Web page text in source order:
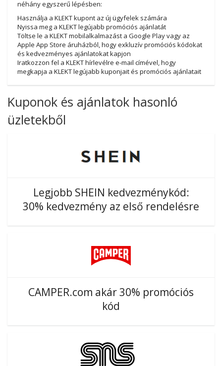
néhány egyszerű lépésben:
Használja a KLEKT kupont az új ügyfelek számára
Nyissa meg a KLEKT legújabb promóciós ajánlatát
Töltse le a KLEKT mobilalkalmazást a Google Play vagy az
Apple App Store áruházból, hogy exkluzív promóciós kódokat
és kedvezményes ajánlatokat kapjon
Iratkozzon fel a KLEKT hírlevélre e-mail címével, hogy
megkapja a KLEKT legújabb kuponjait és promóciós ajánlatait
Kuponok és ajánlatok hasonló
üzletekből
Legjobb SHEIN kedvezménykód:
30% kedvezmény az első rendelésre
CAMPER.com akár 30% promóciós
kód